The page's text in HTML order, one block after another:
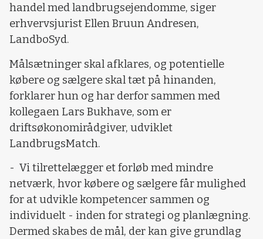
handel med landbrugsejendomme, siger
erhvervsjurist Ellen Bruun Andresen,
LandboSyd.
Målsætninger skal afklares, og potentielle
købere og sælgere skal tæt på hinanden,
forklarer hun og har derfor sammen med
kollegaen Lars Bukhave, som er
driftsøkonomirådgiver, udviklet
LandbrugsMatch.
- Vi tilrettelægger et forløb med mindre
netværk, hvor købere og sælgere får mulighed
for at udvikle kompetencer sammen og
individuelt - inden for strategi og planlægning.
Dermed skabes de mål, der kan give grundlag